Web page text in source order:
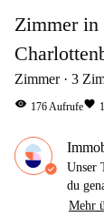
Zimmer in
Zimmer 3
visibility 176Aufrufefavorite
Unser
du
Mehr